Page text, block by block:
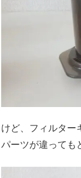
けど、フィルター
パーツが違っても